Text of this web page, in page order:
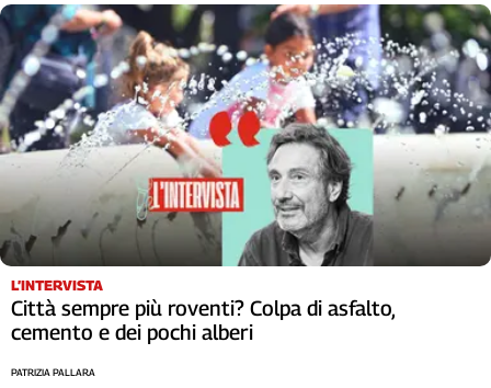
Liguria
Lombardia
Marche
Piemonte
Puglia
Sardegna
Toscana
Trentino
Valle
D'Aosta
Veneto
L’INTERVISTA
Città sempre più roventi? Colpa di asfalto,
cemento e dei pochi alberi
PATRIZIA PALLARA